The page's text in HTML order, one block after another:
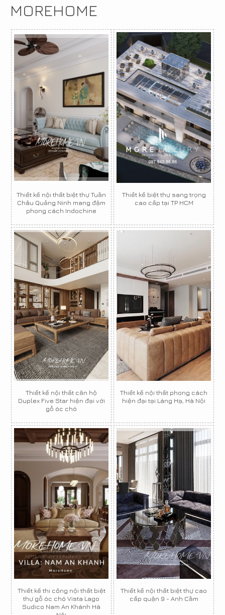
MOREHOME
Thiết kế nội thất biệt thự Tuần
Châu Quảng Ninh mang đậm
phong cách Indochine
Thiết kế biệt thự sang trọng
cao cấp tại TP HCM
Thiết kế nội thất căn hộ
Duplex Five Star hiện đại với
gỗ óc chó
Thiết kế nội thất phong cách
hiện đại tại Láng Hạ, Hà Nội
Thiết kế thi công nội thất biệt
thự gỗ óc chó Vista Lago
Sudico Nam An Khánh Hà
Thiết kế nội thất biệt thự cao
cấp quận 9 - Anh Cầm